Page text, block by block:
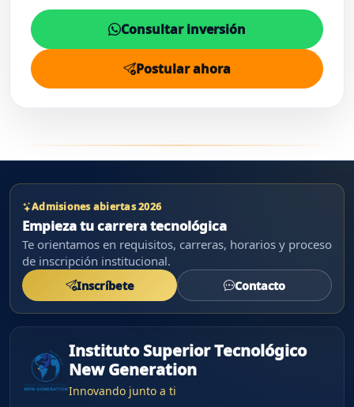
Consultar inversión
Postular ahora
Admisiones abiertas 2026
Empieza tu carrera tecnológica
Te orientamos en requisitos, carreras, horarios y proceso
de inscripción institucional.
Inscríbete Contacto
Instituto Superior Tecnológico
New Generation
Innovando junto a ti